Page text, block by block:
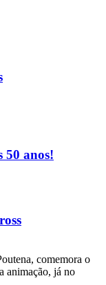
50 anos!
comemora o
animação, já no